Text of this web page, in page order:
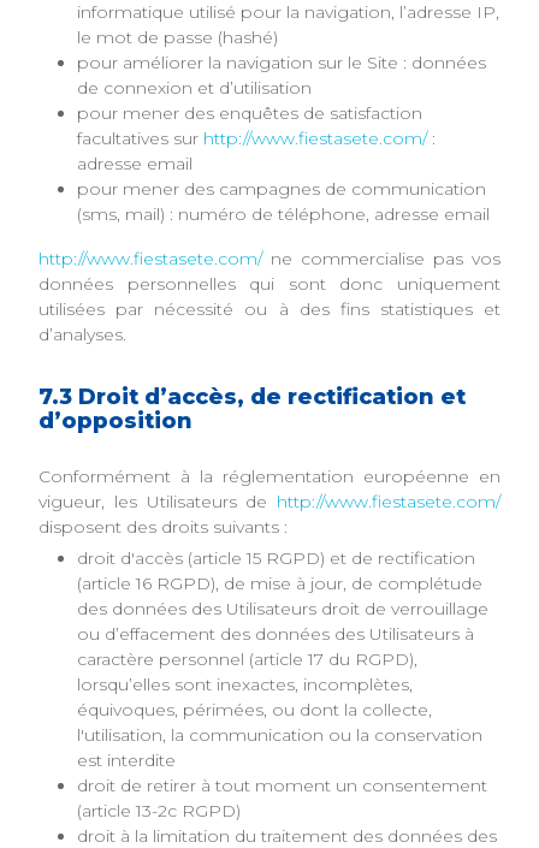
informatique utilisé pour la navigation, l’adresse IP,
le mot de passe (hashé)
pour améliorer la navigation sur le Site : données
de connexion et d’utilisation
pour mener des enquêtes de satisfaction
facultatives sur http://www.fiestasete.com/:
adresse email
pour mener des campagnes de communication
(sms, mail) : numéro de téléphone, adresse email
http://www.fiestasete.com/ne commercialise pas vos
données personnelles qui sont donc uniquement
utilisées par nécessité ou à des fins statistiques et
d’analyses.
7.3 Droit d’accès, de rectification et
d’opposition
Conformément à la réglementation européenne en
vigueur, les Utilisateurs de http://www.fiestasete.com/
disposent des droits suivants :
droit d'accès (article 15 RGPD) et de rectification
(article 16 RGPD), de mise à jour, de complétude
des données des Utilisateurs droit de verrouillage
ou d’effacement des données des Utilisateurs à
caractère personnel (article 17 du RGPD),
lorsqu’elles sont inexactes, incomplètes,
équivoques, périmées, ou dont la collecte,
l'utilisation, la communication ou la conservation
est interdite
droit de retirer à tout moment un consentement
(article 13-2c RGPD)
droit à la limitation du traitement des données des